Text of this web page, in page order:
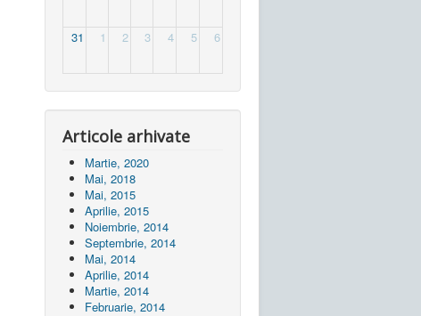
31 1 2 3 4 5 6
Articole arhivate
Martie, 2020
Mai, 2018
Mai, 2015
Aprilie, 2015
Noiembrie, 2014
Septembrie, 2014
Mai, 2014
Aprilie, 2014
Martie, 2014
Februarie, 2014